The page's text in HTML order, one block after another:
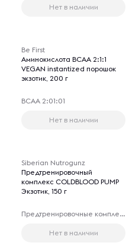
Нет в наличии
Be First
Аминокислота BCAA 2:1:1
VEGAN instantized порошок
экзотик, 200 г
ВСАА 2:01:01
Нет в наличии
Siberian Nutrogunz
Предтренировочный
комплекс COLDBLOOD PUMP
Экзотик, 150 г
Предтренировочные комплексы
Нет в наличии